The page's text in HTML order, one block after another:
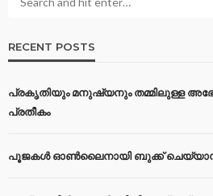
RECENT POSTS
പ്രകൃതിയും മനുഷ്യനും തമ്മിലുള്ള
പ്രതീകം
പൂജകൾ ഓൺലൈനായി ബുക്ക്